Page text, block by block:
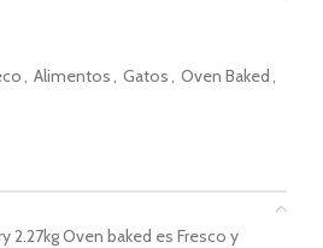
, Alimentos, Gatos, Oven Baked,
2.27kg Oven baked es Fresco y